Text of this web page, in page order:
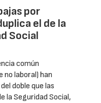
por
el de la
Social
común
laboral) han
doble que las
la Seguridad Social,